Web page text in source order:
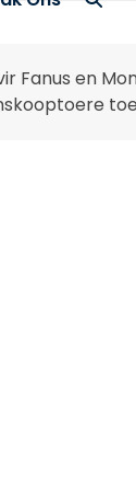
Fanus en